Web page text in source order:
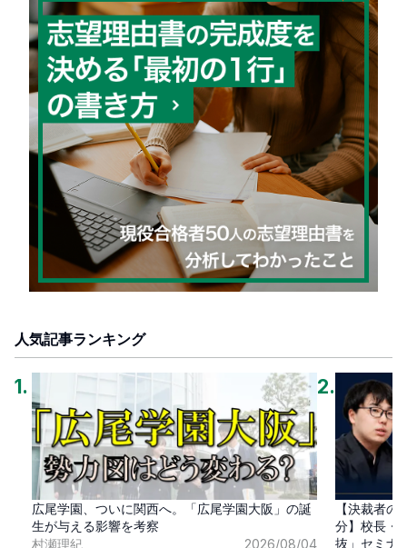
人気記事ランキング
1 .
広尾学園、ついに関西へ。「広尾学園大阪」の誕
生が与える影響を考察
村瀬理紀
2026/08/04
2.
【決裁者
分】校長・
抜」セミナ